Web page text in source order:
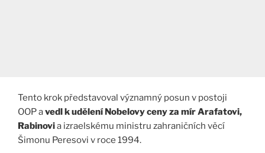
Tento krok představoval významný posun v postoji
OOP avedl k udělení Nobelovy ceny za mír Arafatovi,
Rabinovia izraelskému ministru zahraničních věcí
Šimonu Peresovi v roce 1994.